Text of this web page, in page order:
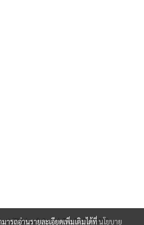
(Thailand) Co Ltd. Tel: 02-215-2372
ารถอ่านรายละเอียดเพิ่มเติมได้ที่นโยบาย